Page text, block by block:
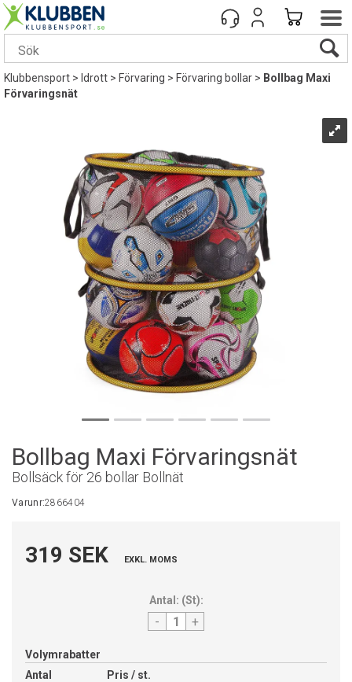
Klubbensport> Idrott>Förvaring>Förvaring bollar> Bollbag Maxi
Förvaringsnät
Bollbag Maxi Förvaringsnät
Bollsäck för 26 bollar Bollnät
Varunr:2866404
319 SEK EXKL. MOMS
Antal: (St):
- +
Volymrabatter
Antal
Pris / st.